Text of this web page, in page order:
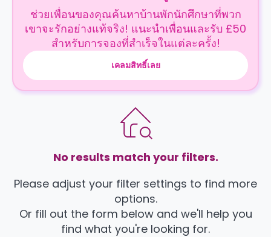
ช่วยเพื่อนของคุณค้นหาบ้านพักนักศึกษาที่พวก
เขาจะรักอย่างแท้จริง! แนะนำเพื่อนและรับ £50
สำหรับการจองที่สำเร็จในแต่ละครั้ง!
เคลมสิทธิ์เลย
No results match your filters.
Please adjust your filter settings to find more
options.
Or fill out the form below and we'll help you
find what you're looking for.